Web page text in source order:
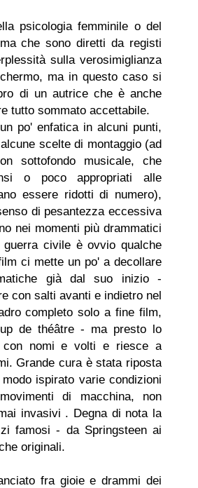
psicologia femminile o del
che sono diretti da registi
sulla verosimiglianza
ma in questo caso si
di un autrice che è anche
tutto sommato accettabile.
po' enfatica in alcuni punti,
scelte di montaggio (ad
sottofondo musicale, che
o poco appropriati alle
essere ridotti di numero),
di pesantezza eccessiva
nei momenti più drammatici
civile è ovvio qualche
ci mette un po' a decollare
già dal suo inizio -
con salti avanti e indietro nel
completo solo a fine film,
de théâtre - ma presto lo
con nomi e volti e riesce a
Grande cura è stata riposta
ispirato varie condizioni
di macchina, non
invasivi . Degna di nota la
famosi - da Springsteen ai
originali.
fra gioie e drammi dei